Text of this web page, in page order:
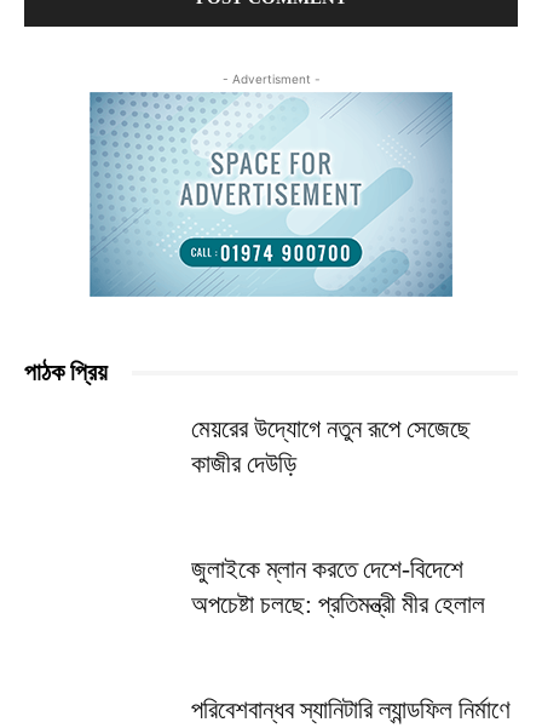
- Advertisment -
পাঠক প্রিয়
মেয়রের উদ্যোগে নতুন রূপে সেজেছে
কাজীর দেউড়ি
জুলাইকে ম্লান করতে দেশে-বিদেশে
অপচেষ্টা চলছে: প্রতিমন্ত্রী মীর হেলাল
পরিবেশবান্ধব স্যানিটারি ল্যান্ডফিল নির্মাণে